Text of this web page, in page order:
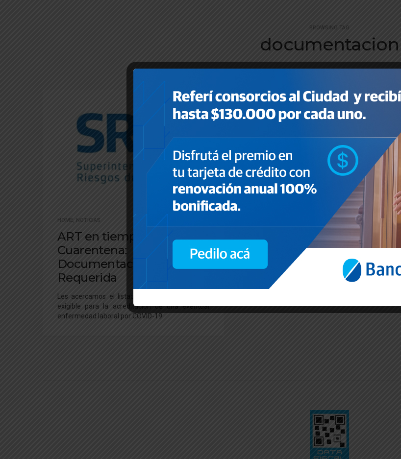
BROWSING TAG
documentacion
HOME NOTICIAS
ART en tiempos de
Cuarentena:
Documentación
Requerida
Les acercamos el listado de la documentación
exigible para la acreditación de una eventual
enfermedad laboral por COVID-19.